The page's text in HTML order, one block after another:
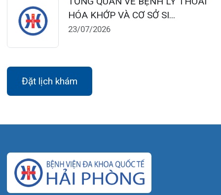
Gọi Tổng đài 0225-3955 888
Đặt lịch khám